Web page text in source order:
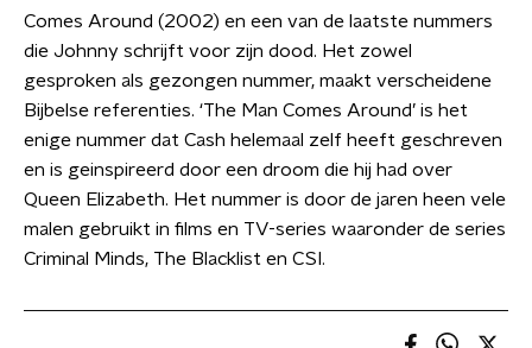
Comes Around (2002) en een van de laatste nummers
die Johnny schrijft voor zijn dood. Het zowel
gesproken als gezongen nummer, maakt verscheidene
Bijbelse referenties. ‘The Man Comes Around’ is het
enige nummer dat Cash helemaal zelf heeft geschreven
en is geinspireerd door een droom die hij had over
Queen Elizabeth. Het nummer is door de jaren heen vele
malen gebruikt in films en TV-series waaronder de series
Criminal Minds, The Blacklist en CSI.